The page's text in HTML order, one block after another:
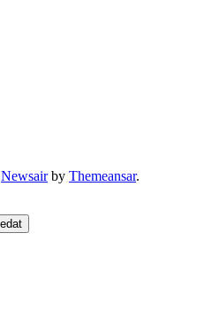
Newsairby Themeansar.